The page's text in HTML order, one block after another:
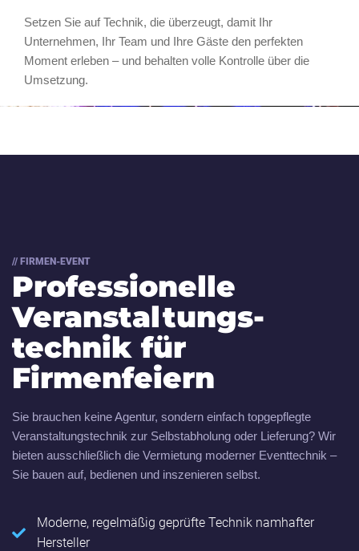
Setzen Sie auf Technik, die überzeugt, damit Ihr
Unternehmen, Ihr Team und Ihre Gäste den perfekten
Moment erleben – und behalten volle Kontrolle über die
Umsetzung.
// FIRMEN-EVENT
Professionelle
Veranstaltungs­
technik für
Firmenfeiern
Sie brauchen keine Agentur, sondern einfach topgepflegte
Veranstaltungstechnik zur Selbstabholung oder Lieferung? Wir
bieten ausschließlich die Vermietung moderner Eventtechnik –
Sie bauen auf, bedienen und inszenieren selbst.
Moderne, regelmäßig geprüfte Technik namhafter
Hersteller